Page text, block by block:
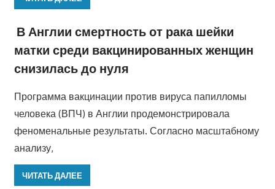
В Англии смертность от рака шейки
матки среди вакцинированных женщин
снизилась до нуля
Программа вакцинации против вируса папилломы
человека (ВПЧ) в Англии продемонстрировала
феноменальные результаты. Согласно масштабному
анализу,
ЧИТАТЬ ДАЛЕЕ